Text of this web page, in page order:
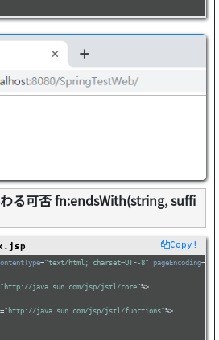
る可否 fn:endsWith(string, suffi
Copy!
="text/html; charset=UTF-8" pageEncoding=
"http://java.sun.com/jsp/jstl/core"%>
="http://java.sun.com/jsp/jstl/functions"%>